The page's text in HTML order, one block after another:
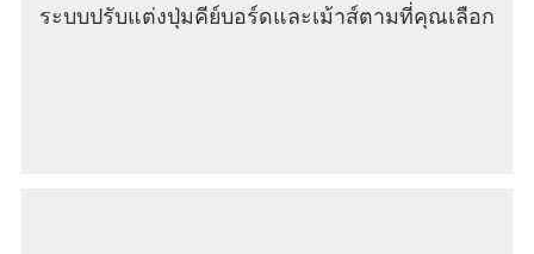
ระบบปรับแต่งปุ่มคีย์บอร์ดและเม้าส์ตามที่คุณเลือก